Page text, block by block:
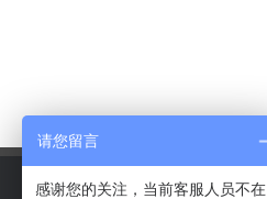
请您留言
感谢您的关注，当前客服人员不在